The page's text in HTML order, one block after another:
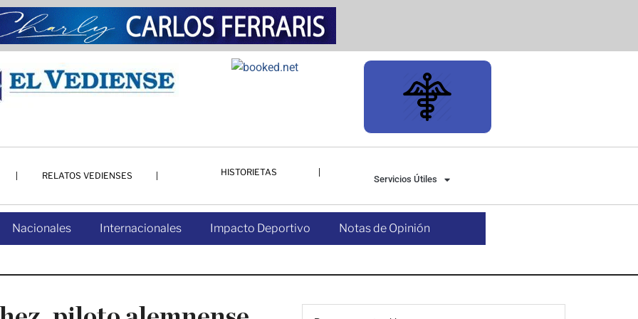
RELATOS VEDIENSES HISTORIETAS
Servicios Útiles
Nacionales Internacionales Impacto Deportivo Notas de Opinión